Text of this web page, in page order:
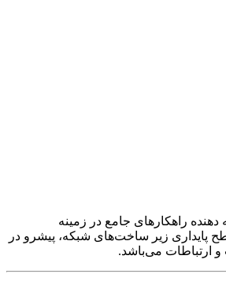
راهکارهای جامع در زمینه
پایداری زیر ساخت‌های شبکه، پیشرو در
ارتباطات می‌باشد.